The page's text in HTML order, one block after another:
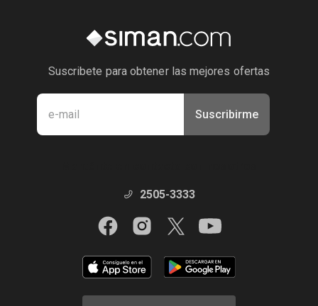
Suscribete para obtener las mejores ofertas
Suscribirme
2505-3333